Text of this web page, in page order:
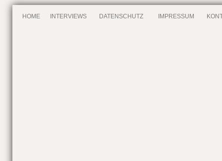
HOME INTERVIEWS DATENSCHUTZ IMPRESSUM